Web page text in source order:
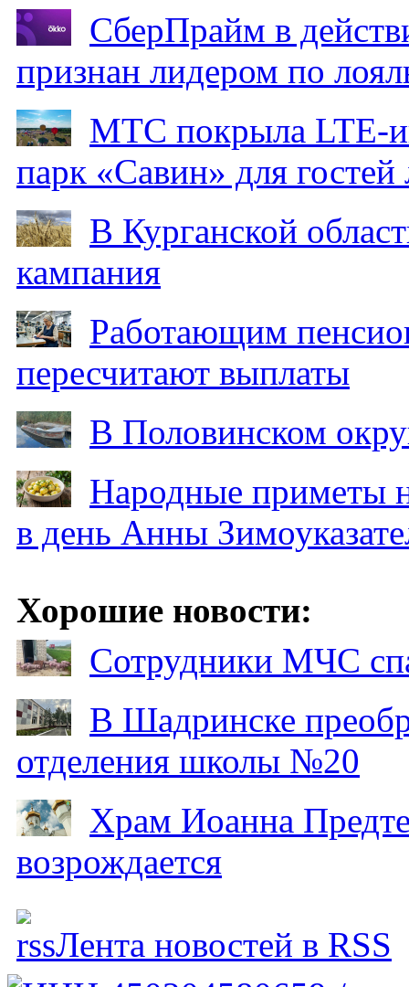
СберПрайм в
признан лидером по
МТС покрыла LTE-
парк «Савин» для гостей
В Курганской
кампания
Работающим
пересчитают выплаты
В Половинском
Народные приметы
в день Анны
Хорошие новости:
Сотрудники МЧС
В Шадринске
отделения школы №20
Храм Иоанна
возрождается
Лента новостей в RSS